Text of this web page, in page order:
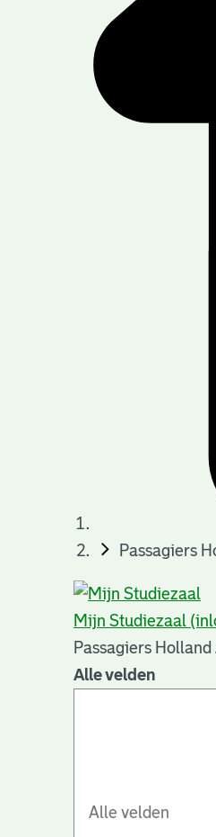
Passagiers
Mijn Studiezaal
Passagiers
Alle velden